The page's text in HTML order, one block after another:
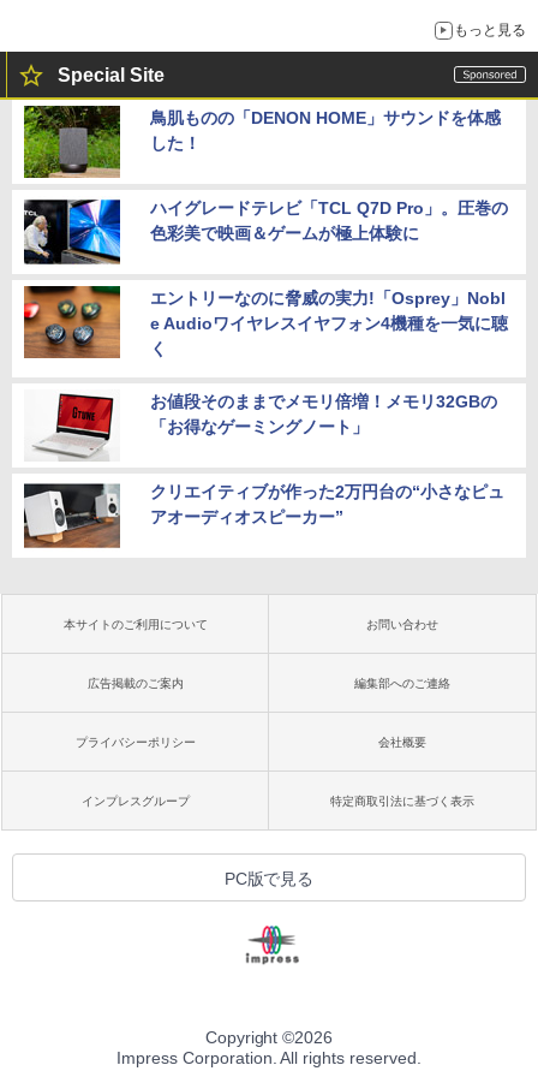
もっと見る
Special Site
鳥肌ものの「DENON HOME」サウンドを体感
した！
ハイグレードテレビ「TCL Q7D Pro」。圧巻の
色彩美で映画＆ゲームが極上体験に
エントリーなのに脅威の実力!「Osprey」Nobl
e Audioワイヤレスイヤフォン4機種を一気に聴
く
お値段そのままでメモリ倍増！メモリ32GBの
「お得なゲーミングノート」
クリエイティブが作った2万円台の“小さなピュ
アオーディオスピーカー”
本サイトのご利用について お問い合わせ
広告掲載のご案内 編集部へのご連絡
プライバシーポリシー 会社概要
インプレスグループ 特定商取引法に基づく表示
PC版で見る
Copyright ©2026
Impress Corporation. All rights reserved.